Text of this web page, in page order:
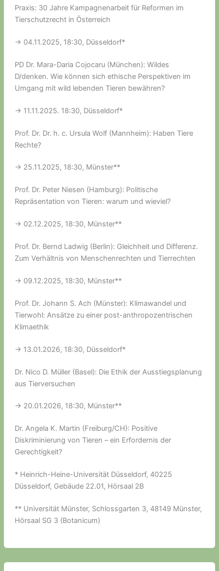
Praxis: 30 Jahre Kampagnenarbeit für Reformen im
Tierschutzrecht in Österreich
-> 04.11.2025, 18:30, Düsseldorf*
PD Dr. Mara-Daria Cojocaru (München): Wildes
D/denken. Wie können sich ethische Perspektiven im
Umgang mit wild lebenden Tieren bewähren?
-> 11.11.2025. 18:30, Düsseldorf*
Prof. Dr. Dr. h. c. Ursula Wolf (Mannheim): Haben Tiere
Rechte?
-> 25.11.2025, 18:30, Münster**
Prof. Dr. Peter Niesen (Hamburg): Politische
Repräsentation von Tieren: warum und wieviel?
-> 02.12.2025, 18:30, Münster**
Prof. Dr. Bernd Ladwig (Berlin): Gleichheit und Differenz.
Zum Verhältnis von Menschenrechten und Tierrechten
-> 09.12.2025, 18:30, Münster**
Prof. Dr. Johann S. Ach (Münster): Klimawandel und
Tierwohl: Ansätze zu einer post-anthropozentrischen
Klimaethik
-> 13.01.2026, 18:30, Düsseldorf*
Dr. Nico D. Müller (Basel): Die Ethik der Ausstiegsplanung
aus Tierversuchen
-> 20.01.2026, 18:30, Münster**
Dr. Angela K. Martin (Freiburg/CH): Positive
Diskriminierung von Tieren – ein Erfordernis der
Gerechtigkeit?
* Heinrich-Heine-Universität Düsseldorf, 40225
Düsseldorf, Gebäude 22.01, Hörsaal 2B
** Universität Münster, Schlossgarten 3, 48149 Münster,
Hörsaal SG 3 (Botanicum)